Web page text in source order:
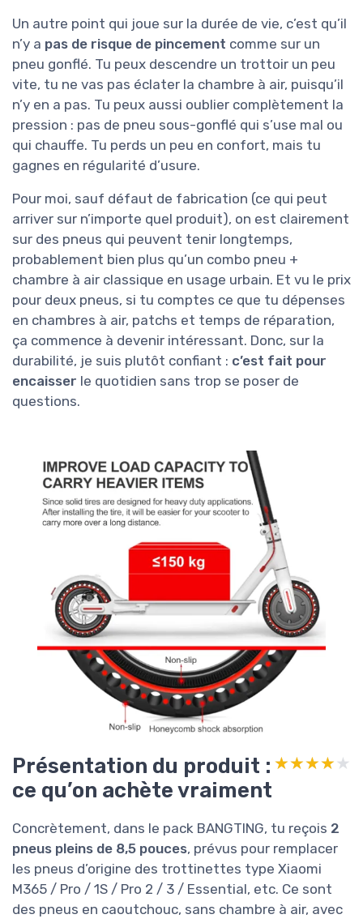
Un autre point qui joue sur la durée de vie, c’est qu’il
n’y a pas de risque de pincement comme sur un
pneu gonflé. Tu peux descendre un trottoir un peu
vite, tu ne vas pas éclater la chambre à air, puisqu’il
n’y en a pas. Tu peux aussi oublier complètement la
pression : pas de pneu sous-gonflé qui s’use mal ou
qui chauffe. Tu perds un peu en confort, mais tu
gagnes en régularité d’usure.
Pour moi, sauf défaut de fabrication (ce qui peut
arriver sur n’importe quel produit), on est clairement
sur des pneus qui peuvent tenir longtemps,
probablement bien plus qu’un combo pneu +
chambre à air classique en usage urbain. Et vu le prix
pour deux pneus, si tu comptes ce que tu dépenses
en chambres à air, patchs et temps de réparation,
ça commence à devenir intéressant. Donc, sur la
durabilité, je suis plutôt confiant : c’est fait pour
encaisser le quotidien sans trop se poser de
questions.
Présentation du produit :
ce qu’on achète vraiment
★★★★★
★★★★★
Concrètement, dans le pack BANGTING, tu reçois 2
pneus pleins de 8,5 pouces, prévus pour remplacer
les pneus d’origine des trottinettes type Xiaomi
M365 / Pro / 1S / Pro 2 / 3 / Essential, etc. Ce sont
des pneus en caoutchouc, sans chambre à air, avec